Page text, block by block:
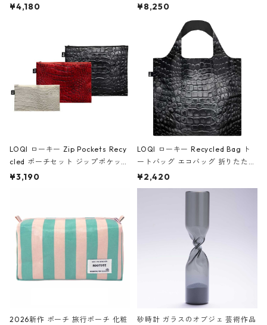
ミエ-B ショルダーバッグ グロスピ
¥4,180
ボストンバッグ ショルダーバッグ
Black ジャン=ミッシェル・バスキ
ア/クラウン ブラック
¥8,250
LOQI ローキー Zip Pockets Recy
cled ポーチセット ジップポケット
ファスナーポーチ 撥水加工 トラベ
ーガンディー、オフホワイト
¥3,190
LOQI ローキー Recycled Bag ト
ートバッグ エコバッグ 折りたたみ
大きめ 撥水加工 収納ポーチ CRO
CODILE/Black クロコダイル/ブラ
¥2,420
2026新作 ポーチ 旅行ポーチ 化粧
砂時計 ガラスのオブジェ 芸術作品